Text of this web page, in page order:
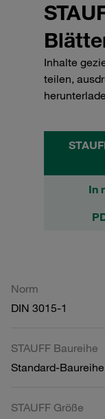
Inhalte
teilen,
In
Norm
DIN 3015-1
STAUFF Baureihe
Standard-Baureihe
STAUFF Größe